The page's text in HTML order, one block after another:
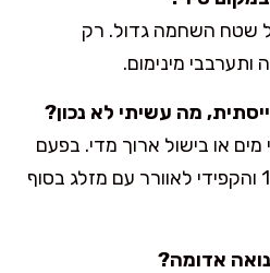
שטח השחמה גדול. רק
מינימום.
מה עשיתי לא נכון?
או בישול ארוך מדי. בפעם
הבאה שמרי על יחס 1:2 והקפידי לאוורר עם מזלג בסוף
אדומה?